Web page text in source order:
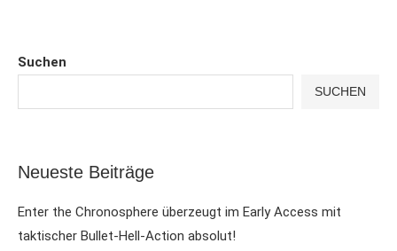
Suchen
SUCHEN
Neueste Beiträge
Enter the Chronosphere überzeugt im Early Access mit
taktischer Bullet-Hell-Action absolut!